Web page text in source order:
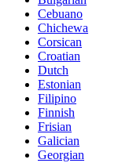
Cebuano
Chichewa
Corsican
Croatian
Dutch
Estonian
Filipino
Finnish
Frisian
Galician
Georgian